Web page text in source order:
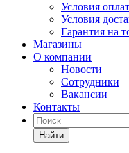
Условия
Условия
Гарантия на
Магазины
О компании
Новости
Сотрудники
Вакансии
Контакты
Найти